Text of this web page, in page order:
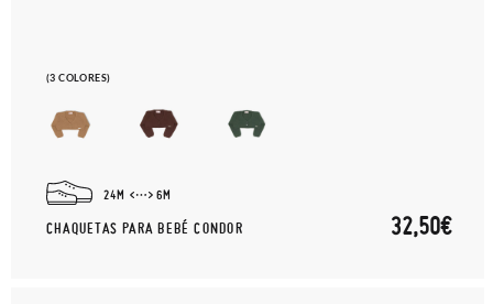
(3 COLORES)
24M 6M
CHAQUETAS PARA BEBÉ CONDOR 32,50€